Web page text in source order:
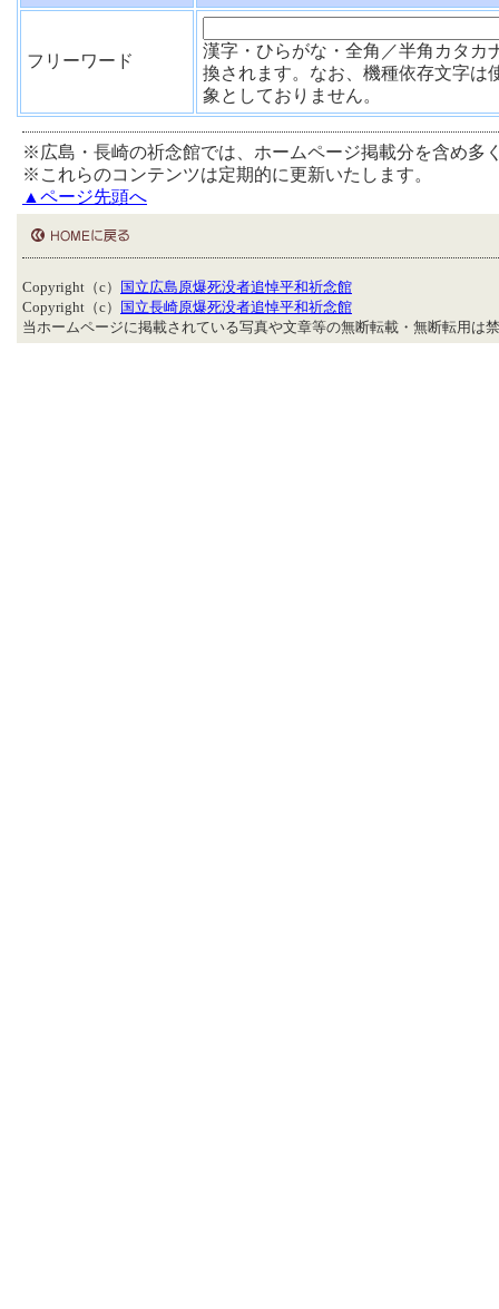
フリーワード
漢字・ひらがな・全角／半角カタカ
換されます。なお、機種依存文字は
象としておりません。
※広島・長崎の祈念館では、ホームページ掲載分を含め多
※これらのコンテンツは定期的に更新いたします。
▲ページ先頭へ
Copyright（c）
国立広島原爆死没者追悼平和祈念館
Copyright（c）
国立長崎原爆死没者追悼平和祈念館
当ホームページに掲載されている写真や文章等の無断転載・無断転用は